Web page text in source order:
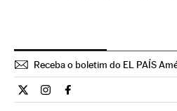
Receba o boletim do EL PAÍS
Internacional El País Brasil en
Internacional El País Brasil
Internacional El País